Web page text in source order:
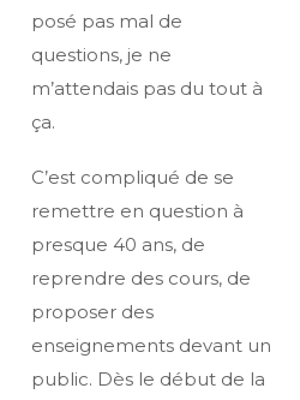
posé pas mal de
questions, je ne
m’attendais pas du tout à
ça.
C’est compliqué de se
remettre en question à
presque 40 ans, de
reprendre des cours, de
proposer des
enseignements devant un
public. Dès le début de la